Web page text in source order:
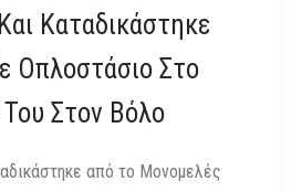
Καταδικάστηκε
Οπλοστάσιο Στο
Στον Βόλο
από το Μονομελές